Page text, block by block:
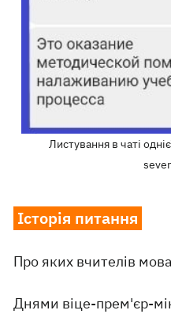
Листування в чаті
Історія питання
Про яких вчителів мова
Днями віце-прем'єр-